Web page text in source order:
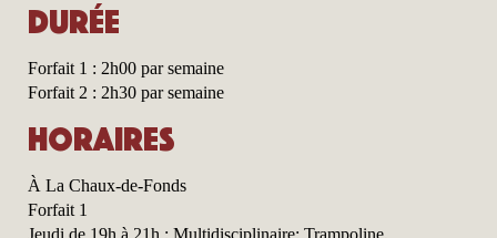
Durée
Forfait 1 : 2h00 par semaine
Forfait 2 : 2h30 par semaine
Horaires
À La Chaux-de-Fonds
Forfait 1
Jeudi de 19h à 21h : Multidisciplinaire: Trampoline,